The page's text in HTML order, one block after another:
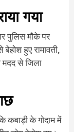
गया
पुलिस मौके पर
हुए रामावती,
मदद से जिला
कबाड़ी के गोदाम में